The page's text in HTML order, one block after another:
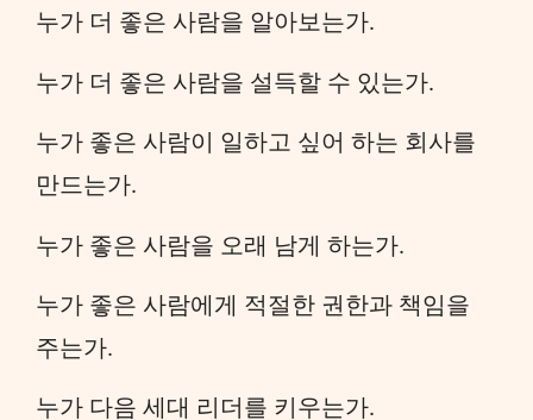
누가 더 좋은 사람을 알아보는가.
누가 더 좋은 사람을 설득할 수 있는가.
누가 좋은 사람이 일하고 싶어 하는 회사를
만드는가.
누가 좋은 사람을 오래 남게 하는가.
누가 좋은 사람에게 적절한 권한과 책임을
주는가.
누가 다음 세대 리더를 키우는가.